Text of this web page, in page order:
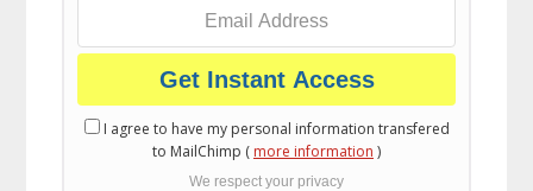
I agree to have my personal information transfered
to MailChimp ( more information )
We respect your privacy